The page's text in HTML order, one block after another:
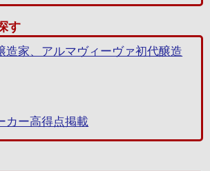
す
造家、アルマヴィーヴァ初代醸造
カー高得点掲載